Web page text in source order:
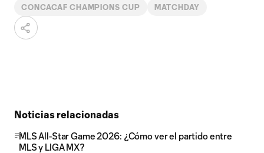
CONCACAF CHAMPIONS CUP MATCHDAY
Noticias relacionadas
MLS All-Star Game 2026: ¿Cómo ver el partido entre
MLS y LIGA MX?